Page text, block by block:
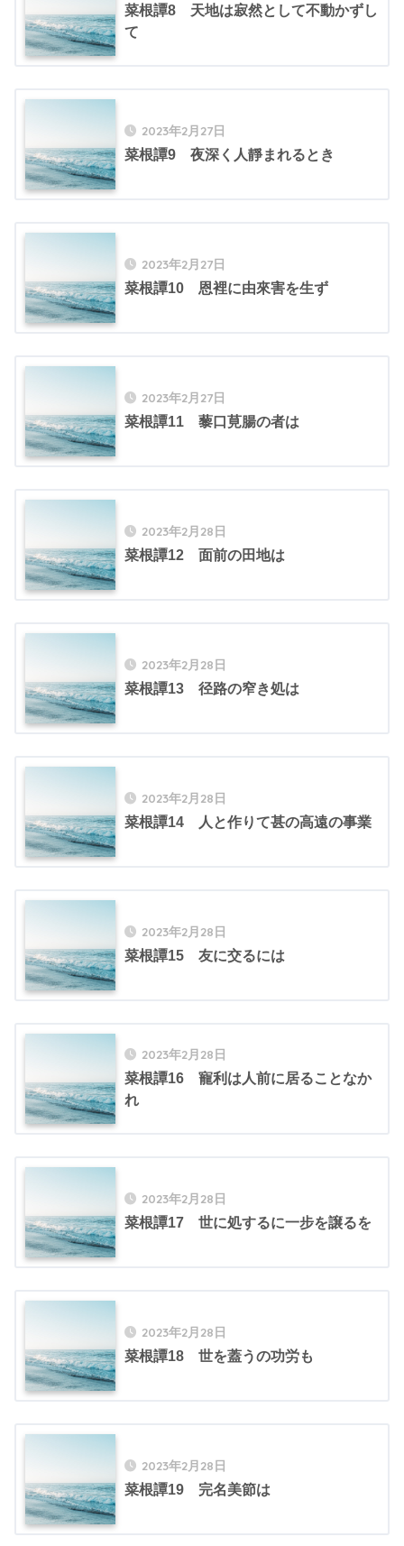
菜根譚8 天地は寂然として不動かずし
て
2023年2月27日
菜根譚9 夜深く人靜まれるとき
2023年2月27日
菜根譚10 恩裡に由來害を生ず
2023年2月27日
菜根譚11 藜口莧腸の者は
2023年2月28日
菜根譚12 面前の田地は
2023年2月28日
菜根譚13 径路の窄き処は
2023年2月28日
菜根譚14 人と作りて甚の高遠の事業
2023年2月28日
菜根譚15 友に交るには
2023年2月28日
菜根譚16 寵利は人前に居ることなか
れ
2023年2月28日
菜根譚17 世に処するに一步を譲るを
2023年2月28日
菜根譚18 世を蓋うの功労も
2023年2月28日
菜根譚19 完名美節は